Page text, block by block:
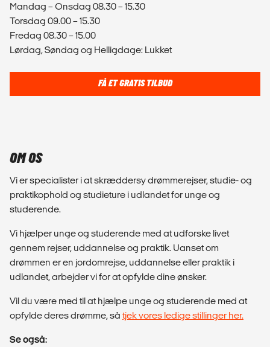
Mandag – Onsdag 08.30 – 15.30
Torsdag 09.00 – 15.30
Fredag 08.30 – 15.00
Lørdag, Søndag og Helligdage: Lukket
FÅ ET GRATIS TILBUD
OM OS
Vi er specialister i at skræddersy drømmerejser, studie- og
praktikophold og studieture i udlandet for unge og
studerende.
Vi hjælper unge og studerende med at udforske livet
gennem rejser, uddannelse og praktik. Uanset om
drømmen er en jordomrejse, uddannelse eller praktik i
udlandet, arbejder vi for at opfylde dine ønsker.
Vil du være med til at hjælpe unge og studerende med at
opfylde deres drømme, så tjek vores ledige stillinger her.
Se også: